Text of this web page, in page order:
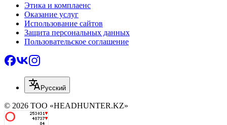
Этика и комплаенс
Оказание услуг
Использование сайтов
Защита персональных данных
Пользовательское соглашение
Русский
© 2026 ТОО «HEADHUNTER.KZ»